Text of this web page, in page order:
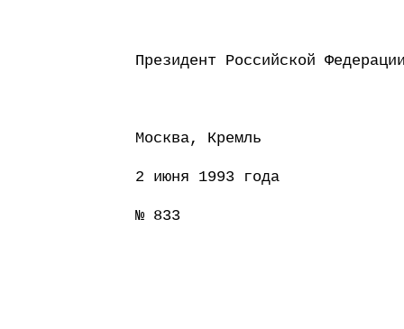
Президент
Москва, Кремль
2 июня 1993 года
№ 833